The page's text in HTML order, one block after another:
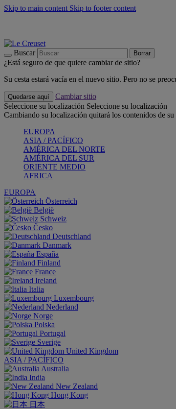
Skip to main content Skip to footer content
Buscar Borrar
¿Está seguro de que quiere cambiar de sitio?
Su cesta estará vacía en el nuevo sitio. Pero no se
Quedarse aquí
Cambiar sitio
Seleccione su localización Seleccione su localización
Cambiando su localización quitará los contenidos de
EUROPA
ASIA / PACÍFICO
AMÉRICA DEL NORTE
AMÉRICA DEL SUR
ORIENTE MEDIO
AFRICA
EUROPA
Österreich
België
Schweiz
Česko
Deutschland
Danmark
España
Finland
France
Ireland
Italia
Luxembourg
Nederland
Norge
Polska
Portugal
Sverige
United Kingdom
ASIA / PACÍFICO
Australia
India
New Zealand
Hong Kong
日本